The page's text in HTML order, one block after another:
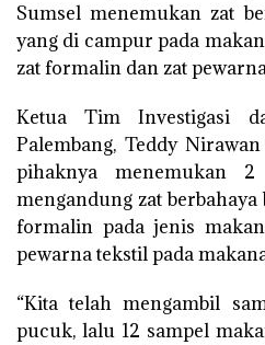
Sumsel menemukan zat
yang di campur pada
zat formalin dan zat
Ketua Tim Investigasi
Palembang, Teddy
pihaknya menemukan
mengandung zat
formalin pada jenis
pewarna tekstil pada
“Kita telah mengambil
pucuk, lalu 12 sampel